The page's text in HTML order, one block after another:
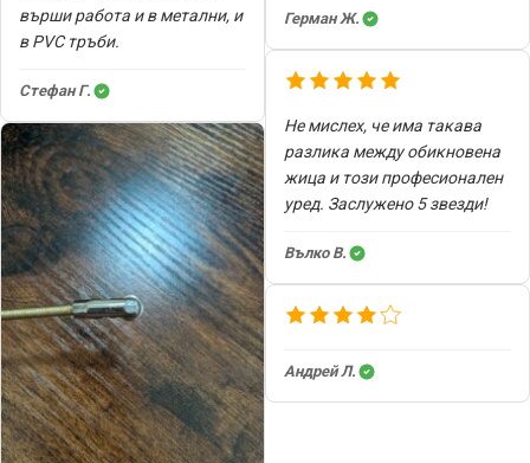
върши работа и в метални, и
в PVC тръби.
Стефан Г.
Герман Ж.
Не мислех, че има такава
разлика между обикновена
жица и този професионален
уред. Заслужено 5 звезди!
Вълко В.
Андрей Л.